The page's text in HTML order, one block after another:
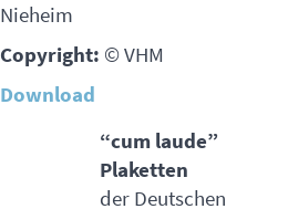
Nieheim
Copyright: ©VHM
Download
“cum laude”
Plaketten
der Deutschen